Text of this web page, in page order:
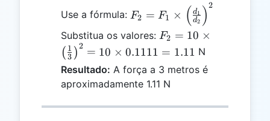
Use a fórmula: F_2 = F_1
\times
\left(\frac{d_1}
{d_2}\right)^2
F2 = F1 × ( d2
d1 )2
Substitua os valores: F_2 = 10
\times
\left(\frac{1}
{3}\right)^2
= 10 \times
0.1111 =
F2 = 10 ×
( 3
1 )2 = 10 × 0.1111 = 1.11 N
Resultado: A força a 3 metros é
aproximadamente 1.11 N